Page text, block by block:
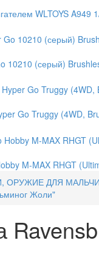
WLTOYS A949
10210 (серый)
Go Truggy (4WD,
M-MAX RHGT
ОРУЖИЕ ДЛЯ
Жоли"